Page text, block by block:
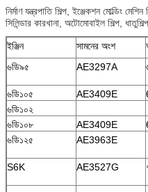
নির্মাণ যন্ত্রপাতি শিল্প, ইঞ্জেকশন মোল্ডিং
সিলিন্ডার কারখানা, অটোমোবাইল শিল্প,
ইঞ্জিন সামনের অংশ
৬ডি৯৫
AE3297A
৬ডি১০৫ AE3409E
৬ডি১০২
৬ডি১০৮
AE3409E
৬ডি১২৫
AE3963E
S6K AE3527G